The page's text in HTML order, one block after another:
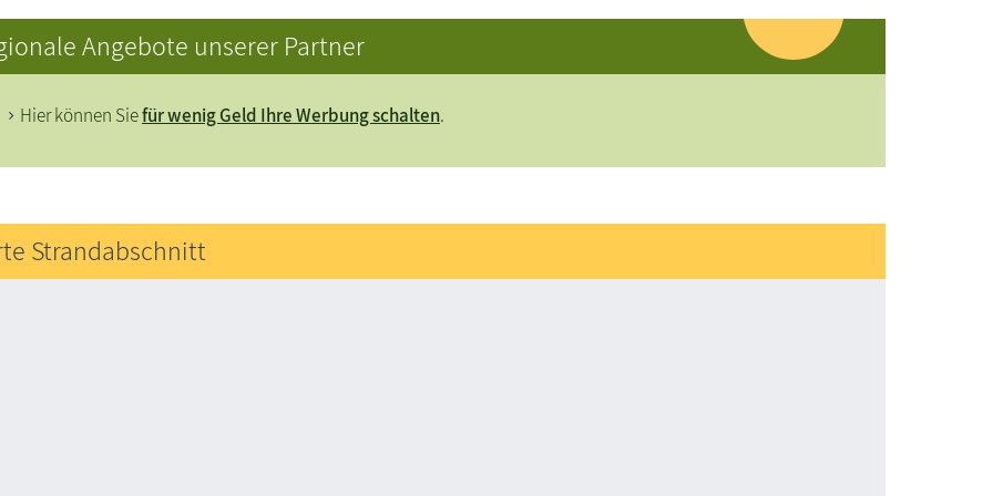
Angebote unserer Partner
Hier können Siefür wenig Geld Ihre Werbung schalten.
Strandabschnitt